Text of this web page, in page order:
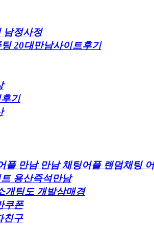
남정사정
20대만남사이트후기
기
플 만남 만남 채팅어플 랜덤채팅
용산즉석만남
개팅도 개발삼매경
쿠폰
친구